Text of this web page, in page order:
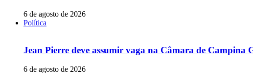
6 de agosto de 2026
Política
Jean Pierre deve assumir vaga na Câmara de
6 de agosto de 2026